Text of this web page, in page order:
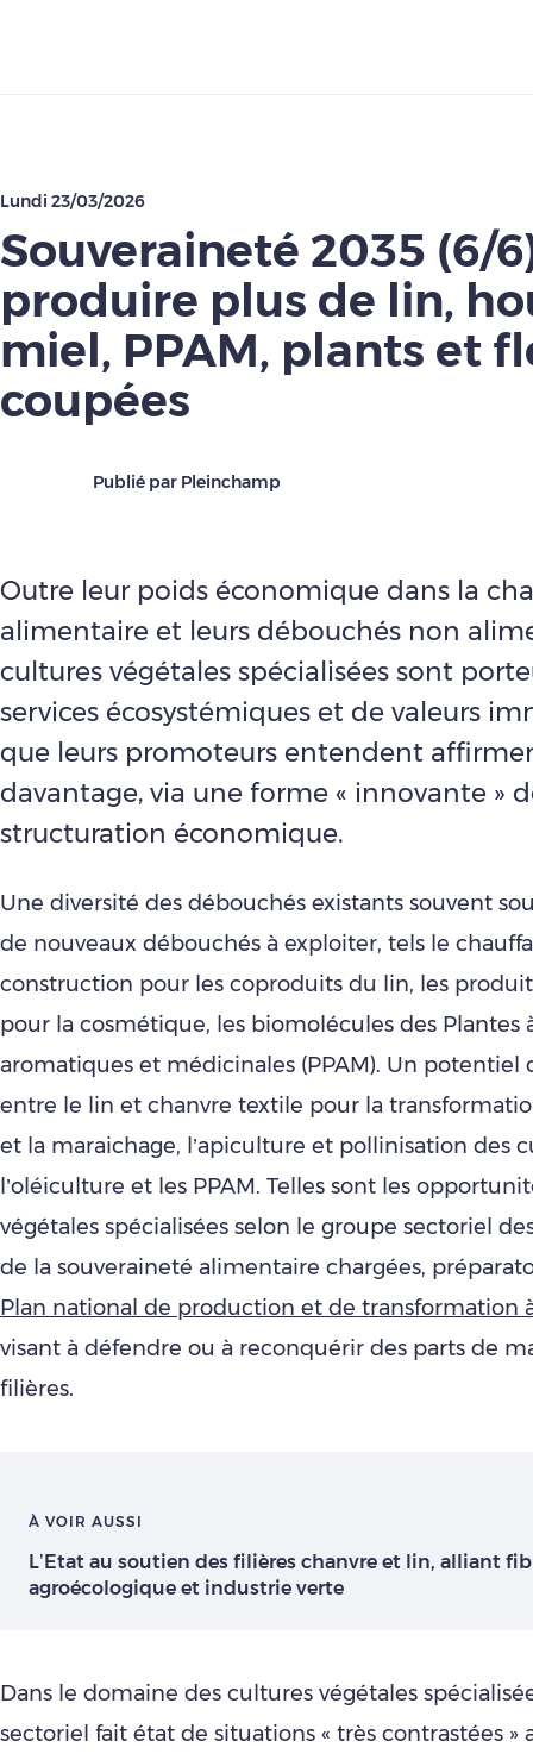
Lundi 23/03/2026
Souveraineté 2035 (6/
produire plus de lin,
miel, PPAM, plants et
coupées
Publié par Pleinchamp
Outre leur poids économique dans la
alimentaire et leurs débouchés non
cultures végétales spécialisées sont
services écosystémiques et de valeurs
que leurs promoteurs entendent
davantage, via une forme « innovante »
structuration économique.
Une diversité des débouchés existants souvent
de nouveaux débouchés à exploiter, tels le
construction pour les coproduits du lin, les
pour la cosmétique, les biomolécules des Plantes
aromatiques et médicinales (PPAM). Un potentiel
entre le lin et chanvre textile pour la
et la maraichage, l’apiculture et pollinisation des
l’oléiculture et les PPAM. Telles sont les
végétales spécialisées selon le groupe sectoriel
de la souveraineté alimentaire chargées,
Plan national de production et de transformation
visant à défendre ou à reconquérir des parts de
filières.
À VOIR AUSSI
L’Etat au soutien des filières chanvre et lin, alliant
agroécologique et industrie verte
Dans le domaine des cultures végétales
sectoriel fait état de situations « très contrastées »